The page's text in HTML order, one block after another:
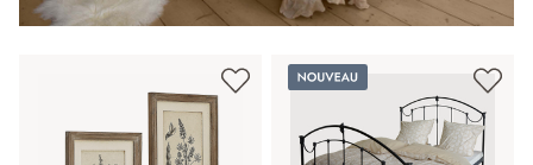
Nouveau